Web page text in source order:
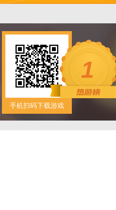
手机扫码下载游戏
1